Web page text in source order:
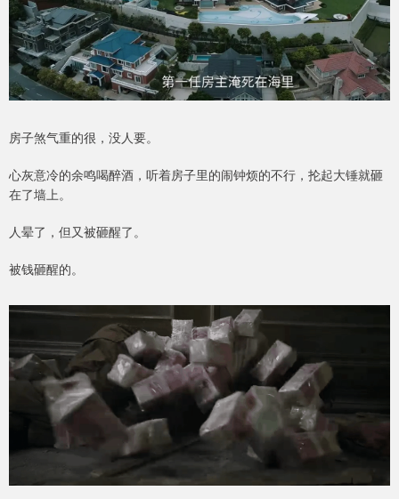
房子煞气重的很，没人要。
心灰意冷的余鸣喝醉酒，听着房子里的闹钟烦的不行，抡起大锤就砸
在了墙上。
人晕了，但又被砸醒了。
被钱砸醒的。